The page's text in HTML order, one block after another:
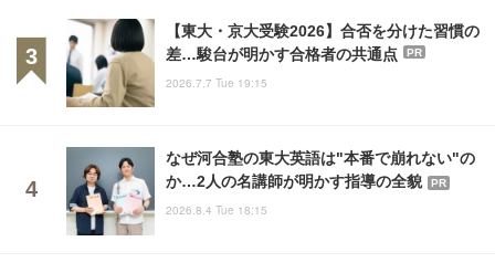
【東大・京大受験2026】合否を分けた習慣の
差…駿台が明かす合格者の共通点
PR
2026.7.7 Tue 19:15
なぜ河合塾の東大英語は"本番で崩れない"の
か…2人の名講師が明かす指導の全貌
PR
2026.8.4 Tue 18:15